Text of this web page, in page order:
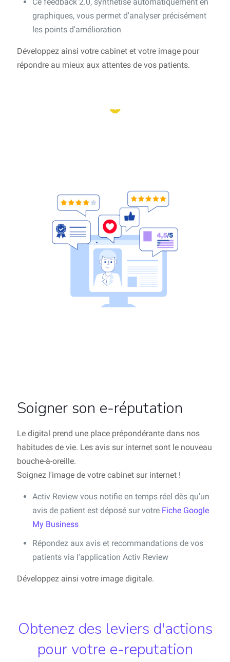
graphiques, vous permet d'analyser précisément
les points d'amélioration
Développez ainsi votre cabinet et votre image pour
répondre au mieux aux attentes de vos patients.
Soigner son e-réputation
Le digital prend une place prépondérante dans nos
habitudes de vie. Les avis sur internet sont le nouveau
bouche-à-oreille.
Soignez l'image de votre cabinet sur internet !
Activ Review vous notifie en temps réel dès qu'un
avis de patient est déposé sur votre Fiche Google
My Business
Répondez aux avis et recommandations de vos
patients via l'application Activ Review
Développez ainsi votre image digitale.
Obtenez des leviers d'actions
pour votre e-reputation